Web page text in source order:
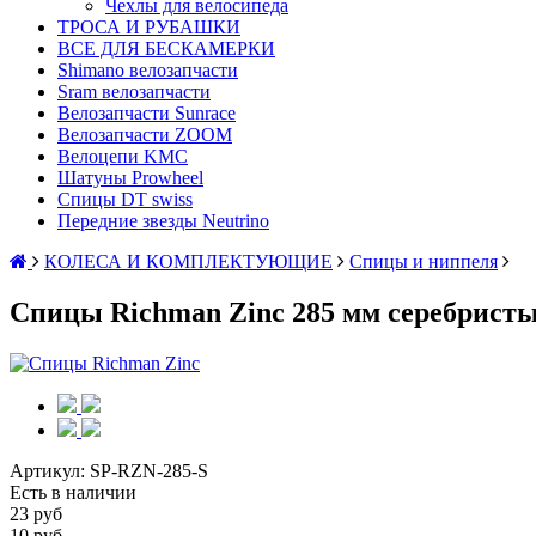
Чехлы для велосипеда
ТРОСА И РУБАШКИ
ВСЕ ДЛЯ БЕСКАМЕРКИ
Shimano велозапчасти
Sram велозапчасти
Велозапчасти Sunrace
Велозапчасти ZOOM
Велоцепи KMC
Шатуны Prowheel
Спицы DT swiss
Передние звезды Neutrino
КОЛЕСА И КОМПЛЕКТУЮЩИЕ
Спицы и ниппеля
Спицы Richman Zinc 285 мм
Артикул: SP-RZN-285-S
Есть в наличии
23 руб